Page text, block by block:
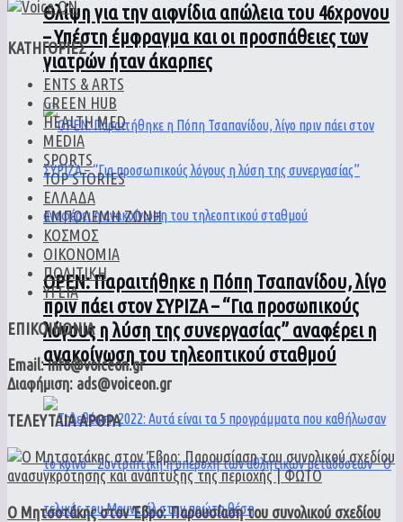
Θλίψη για την αιφνίδια απώλεια του 46χρονου
– Υπέστη έμφραγμα και οι προσπάθειες των
γιατρών ήταν άκαρπες
ΟPEN: Παραιτήθηκε η Πόπη Τσαπανίδου, λίγο
πριν πάει στον ΣΥΡΙΖΑ – “Για προσωπικούς
λόγους η λύση της συνεργασίας” αναφέρει η
ανακοίνωση του τηλεοπτικού σταθμού
ΚΑΤΗΓΟΡΙΕΣ
ENTS & ARTS
GREEN HUB
HEALTH MED
MEDIA
SPORTS
TOP STORIES
ΕΛΛΑΔΑ
ΕΜΠΟΛΕΜΗ ΖΩΝΗ
ΚΟΣΜΟΣ
ΟΙΚΟΝΟΜΙΑ
ΠΟΛΙΤΙΚΗ
ΥΓΕΙΑ
ΕΠΙΚΟΙΝΩΝΙΑ
Email: info@voiceon.gr
Διαφήμιση: ads@voiceon.gr
ΤΕΛΕΥΤΑΙΑ ΑΡΘΡΑ
Ο Μητσοτάκης στον Έβρο: Παρουσίαση του συνολικού σχεδίου